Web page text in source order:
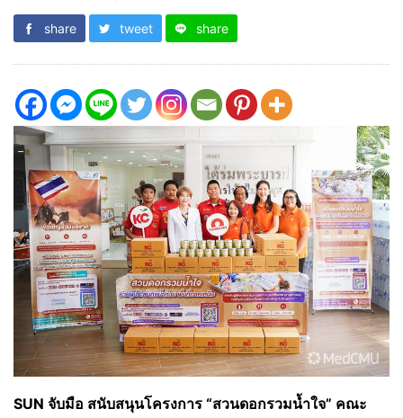
share tweet share
SUN จับมือ สนับสนุนโครงการ “สวนดอกรวมน้ำใจ” คณะ